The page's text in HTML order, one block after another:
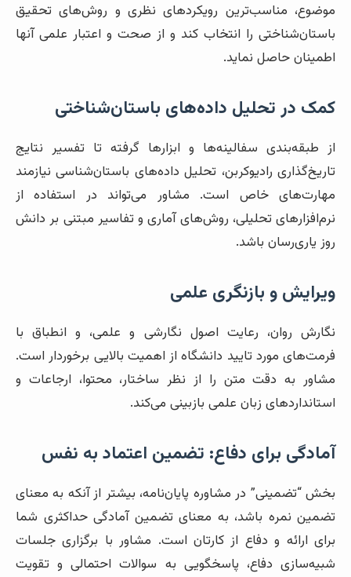
موضوع، مناسب‌ترین رویکردهای نظری و روش‌های تحقیق
باستان‌شناختی را انتخاب کند و از صحت و اعتبار علمی آنها
اطمینان حاصل نماید.
کمک در تحلیل داده‌های باستان‌شناختی
از طبقه‌بندی سفالینه‌ها و ابزارها گرفته تا تفسیر نتایج
تاریخ‌گذاری رادیوکربن، تحلیل داده‌های باستان‌شناسی نیازمند
مهارت‌های خاص است. مشاور می‌تواند در استفاده از
نرم‌افزارهای تحلیلی، روش‌های آماری و تفاسیر مبتنی بر دانش
روز یاری‌رسان باشد.
ویرایش و بازنگری علمی
نگارش روان، رعایت اصول نگارشی و علمی، و انطباق با
فرمت‌های مورد تایید دانشگاه از اهمیت بالایی برخوردار است.
مشاور به دقت متن را از نظر ساختار، محتوا، ارجاعات و
استانداردهای زبان علمی بازبینی می‌کند.
آمادگی برای دفاع: تضمین اعتماد به نفس
بخش “تضمینی” در مشاوره پایان‌نامه، بیشتر از آنکه به معنای
تضمین نمره باشد، به معنای تضمین آمادگی حداکثری شما
برای ارائه و دفاع از کارتان است. مشاور با برگزاری جلسات
شبیه‌سازی دفاع، پاسخگویی به سوالات احتمالی و تقویت